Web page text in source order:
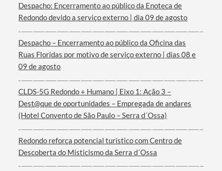
Despacho: Encerramento ao público da Enoteca de
Redondo devido a serviço externo | dia 09 de agosto
Despacho – Encerramento ao público da Oficina das
Ruas Floridas por motivo de serviço externo | dias 08 e
09 de agosto
CLDS-5G Redondo + Humano | Eixo 1: Ação 3 –
Dest@que de oportunidades – Empregada de andares
(Hotel Convento de São Paulo – Serra d´Ossa)
Redondo reforça potencial turístico com Centro de
Descoberta do Misticismo da Serra d´Ossa